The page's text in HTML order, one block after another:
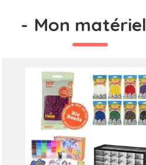
- Mon matériel